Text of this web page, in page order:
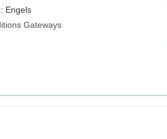
Engels
Gateways